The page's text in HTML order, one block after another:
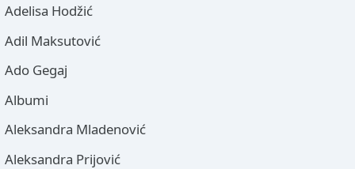
Adelisa Hodžić
Adil Maksutović
Ado Gegaj
Albumi
Aleksandra Mladenović
Aleksandra Prijović